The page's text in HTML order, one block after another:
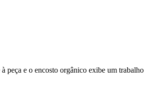
peça e o encosto orgânico exibe um trabalho